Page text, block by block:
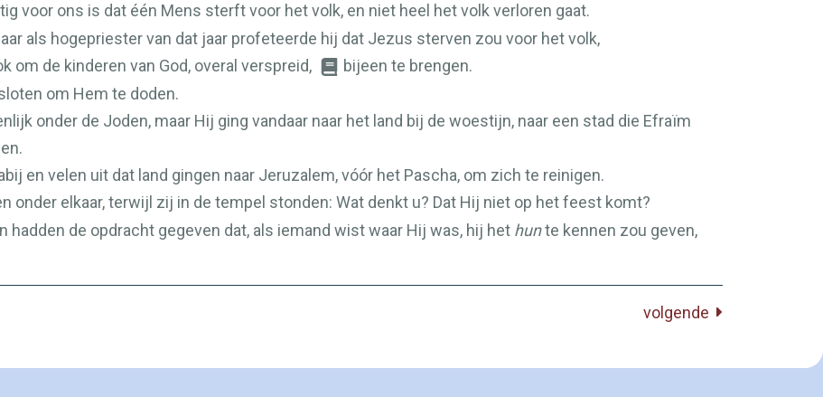
voor ons is dat één Mens sterft voor het volk, en niet heel het volk verloren gaat.
als hogepriester van dat jaar profeteerde hij dat Jezus sterven zou voor het volk,
om de kinderen van God, overal verspreid,
bijeen te brengen.
om Hem te doden.
onder de Joden, maar Hij ging vandaar naar het land bij de woestijn, naar een stad die Efraïm
en velen uit dat land gingen naar Jeruzalem, vóór het Pascha, om zich te reinigen.
onder elkaar, terwijl zij in de tempel stonden: Wat denkt u? Dat Hij niet op het feest komt?
hadden de opdracht gegeven dat, als iemand wist waar Hij was, hij het hunte kennen zou geven,
volgende